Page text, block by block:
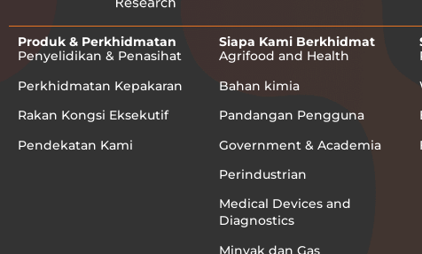
Produk & Perkhidmatan
Penyelidikan & Penasihat
Perkhidmatan Kepakaran
Rakan Kongsi Eksekutif
Pendekatan Kami
Siapa Kami Berkhidmat
Agrifood and Health
Bahan kimia
Pandangan Pengguna
Government & Academia
Perindustrian
Medical Devices and
Diagnostics
Minyak dan Gas